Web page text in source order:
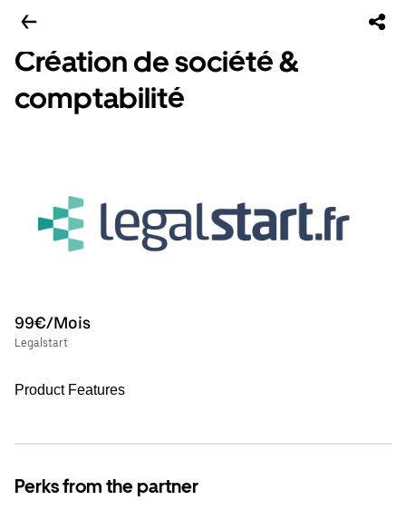
Création de société &
comptabilité
99€/Mois
Legalstart
Product Features
Perks from the partner